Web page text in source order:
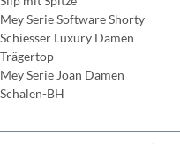
Mey Serie Software Shorty
Schiesser Luxury Damen
Trägertop
Mey Serie Joan Damen
Schalen-BH